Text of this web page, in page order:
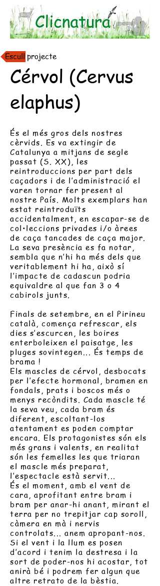
Cérvol (Cervus
elaphus)
És el més gros dels nostres
cèrvids. Es va extingir de
Catalunya a mitjans de segle
passat (S. XX), les
reintroduccions per part dels
caçadors i de l’administració el
varen tornar fer present al
nostre País. Molts exemplars han
estat reintroduïts
accidentalment, en escapar-se de
col•leccions privades i/o àrees
de caça tancades de caça major.
La seva presència es fa notar,
sembla que n’hi ha més dels que
veritablement hi ha, això sí
l’impacte de cadascun podria
equivaldre al que fan 3 o 4
cabirols junts.
Finals de setembre, en el Pirineu
català, comença refrescar, els
dies s’escurcen, les boires
enterboleixen el paisatge, les
pluges sovintegen... És temps de
brama !
Els mascles de cérvol, desbocats
per l’efecte hormonal, bramen en
fondals, prats i boscos més o
menys recòndits. Cada mascle té
la seva veu, cada bram és
diferent, escoltant-los
atentament es poden comptar
encara. Els protagonistes són els
més grans i valents, en realitat
són les femelles les que triaran
el mascle més preparat,
l’espectacle està servit...
És el moment, amb el vent de
cara, aprofitant entre bram i
bram per anar-hi anant, mirant el
terra per no trepitjar cap soroll,
càmera en mà i nervis
controlats... anem apropant-nos.
Si el vent i la llum es posen
d’acord i tenim la destresa i la
sort de poder-nos hi acostar, tot
anirà bé i podrem fer algun que
altre retrato de la bèstia.
Escull projecte